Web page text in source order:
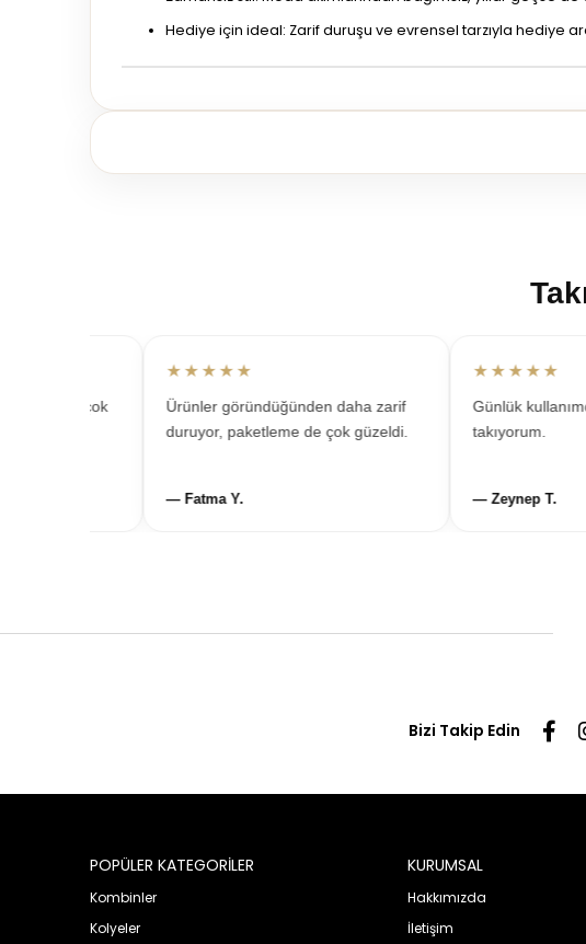
Hediye için ideal: Zarif duruşu ve evrensel tarzıyla hediye
için çok
★★★★★
Ürünler göründüğünden daha zarif
duruyor, paketleme de çok güzeldi.
— Fatma Y.
★★★★★
Günlük
takıyorum.
— Zeynep T.
Bizi Takip Edin
POPÜLER KATEGORİLER
Kombinler
Kolyeler
KURUMSAL
Hakkımızda
İletişim